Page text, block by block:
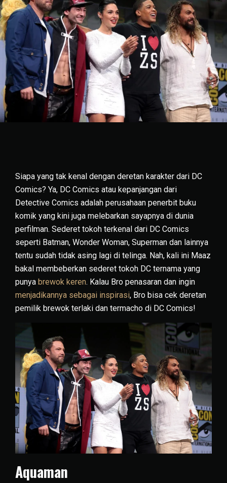
Siapa yang tak kenal dengan deretan karakter dari DC
Comics? Ya, DC Comics atau kepanjangan dari
Detective Comics adalah perusahaan penerbit buku
komik yang kini juga melebarkan sayapnya di dunia
perfilman. Sederet tokoh terkenal dari DC Comics
seperti Batman, Wonder Woman, Superman dan lainnya
tentu sudah tidak asing lagi di telinga. Nah, kali ini Maaz
bakal membeberkan sederet tokoh DC ternama yang
punya brewok keren. Kalau Bro penasaran dan ingin
menjadikannya sebagai inspirasi, Bro bisa cek deretan
pemilik brewok terlaki dan termacho di DC Comics!
Aquaman